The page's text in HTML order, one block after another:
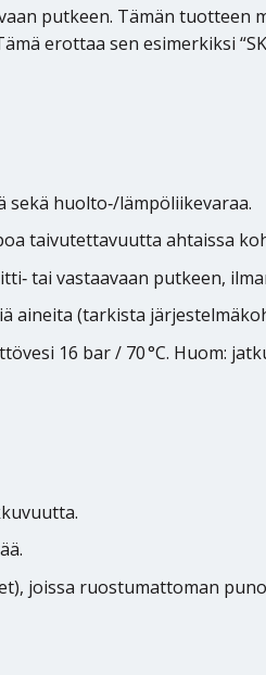
putkeen. Tämän
erottaa sen esimerkiksi
huolto‑/lämpöliikevaraa.
taivutettavuutta ahtaissa
tai vastaavaan putkeen,
aineita (tarkista
16 bar / 70 °C. Huom:
joissa ruostumattoman